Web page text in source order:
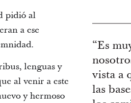
“Es
vista a
las
pidió al
a ese
lenguas y
al venir a este
y hermoso